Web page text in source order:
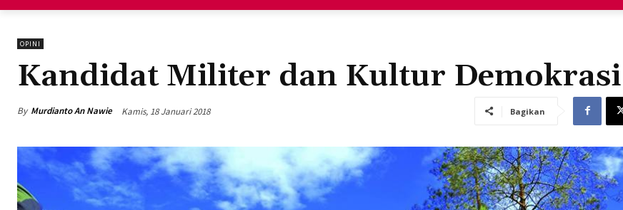
OPINI
Kandidat Militer dan Kultur Demokrasi
By Murdianto An Nawie Kamis, 18 Januari 2018 Bagikan